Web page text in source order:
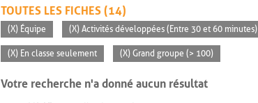
TOUTES LES FICHES (14)
(X) Équipe (X) Activités développées (Entre 30 et 60 minutes)
(X) En classe seulement (X) Grand groupe (> 100)
Votre recherche n'a donné aucun résultat